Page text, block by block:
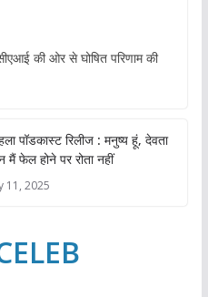
की ओर से घोषित परिणाम की
पॉडकास्ट रिलीज : मनुष्य हूं, देवता
मैं फेल होने पर रोता नहीं
11, 2025